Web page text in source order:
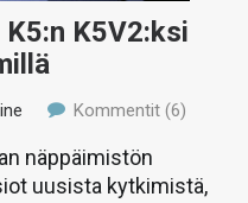
K5V2:ksi
Kommentit (6)
näppäimistön
uusista kytkimistä,